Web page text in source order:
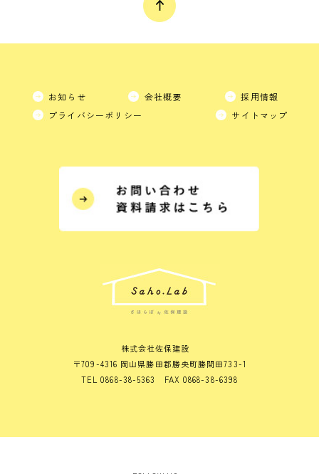
お知らせ 会社概要
採用情報
プライバシーポリシー
サイトマップ
株式会社佐保建設
〒709-4316 岡山県勝田郡勝央町勝間田733-1
TEL 0868-38-5363 FAX 0868-38-6398